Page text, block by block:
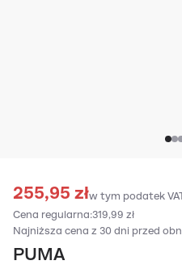
255,95 złw tym podatek VAT
Cena regularna:319,99 zł
Najniższa cena z 30 dni przed
PUMA